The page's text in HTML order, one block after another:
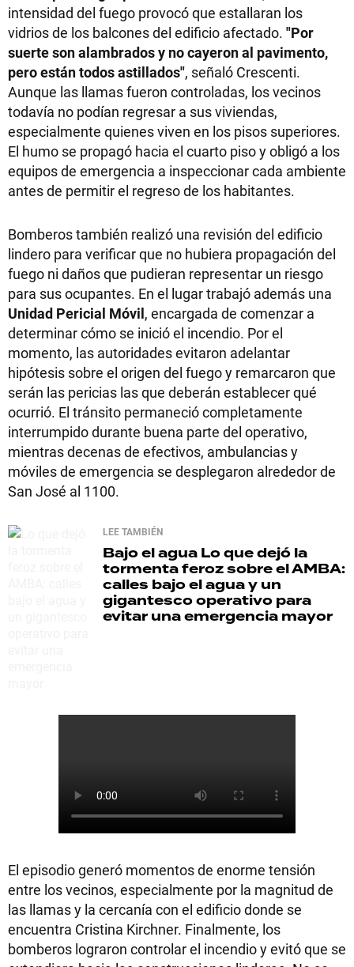
intensidad del fuego provocó que estallaran los
vidrios de los balcones del edificio afectado. "Por
suerte son alambrados y no cayeron al pavimento,
pero están todos astillados", señaló Crescenti.
Aunque las llamas fueron controladas, los vecinos
todavía no podían regresar a sus viviendas,
especialmente quienes viven en los pisos superiores.
El humo se propagó hacia el cuarto piso y obligó a los
equipos de emergencia a inspeccionar cada ambiente
antes de permitir el regreso de los habitantes.
Bomberos también realizó una revisión del edificio
lindero para verificar que no hubiera propagación del
fuego ni daños que pudieran representar un riesgo
para sus ocupantes. En el lugar trabajó además una
Unidad Pericial Móvil, encargada de comenzar a
determinar cómo se inició el incendio. Por el
momento, las autoridades evitaron adelantar
hipótesis sobre el origen del fuego y remarcaron que
serán las pericias las que deberán establecer qué
ocurrió. El tránsito permaneció completamente
interrumpido durante buena parte del operativo,
mientras decenas de efectivos, ambulancias y
móviles de emergencia se desplegaron alrededor de
San José al 1100.
LEE TAMBIÉN
Bajo el agua Lo que dejó la
tormenta feroz sobre el AMBA:
calles bajo el agua y un
gigantesco operativo para
evitar una emergencia mayor
El episodio generó momentos de enorme tensión
entre los vecinos, especialmente por la magnitud de
las llamas y la cercanía con el edificio donde se
encuentra Cristina Kirchner. Finalmente, los
bomberos lograron controlar el incendio y evitó que se